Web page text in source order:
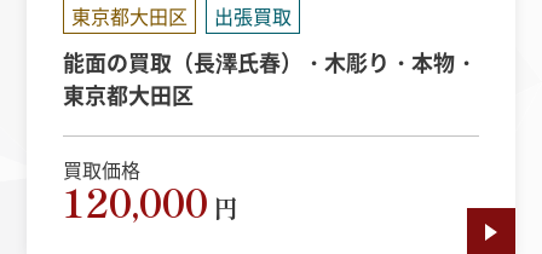
東京都大田区 出張買取
能面の買取（長澤氏春）・木彫り・本物・
東京都大田区
買取価格
120,000 円